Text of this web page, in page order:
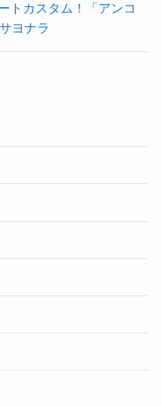
トカスタム！「アンコ
ヨナラ